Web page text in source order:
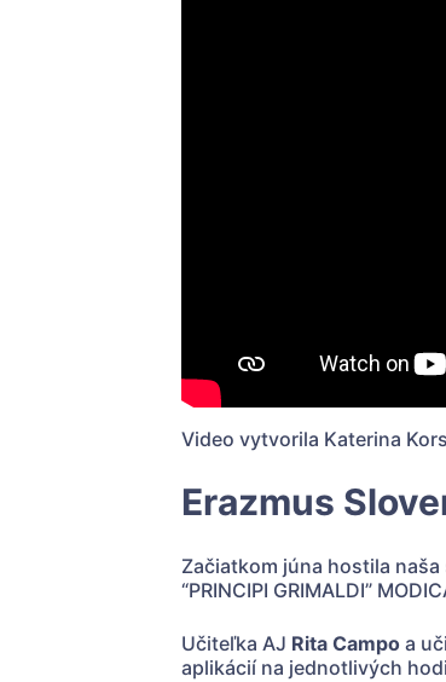
Video vytvorila Katerina
Erazmus
Začiatkom júna hostila
“PRINCIPI GRIMALDI”
Učiteľka AJ Rita Campoa
aplikácií na jednotlivých